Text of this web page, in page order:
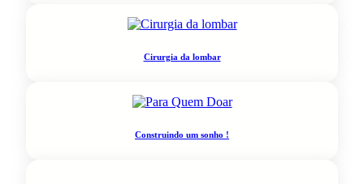
Cirurgia da lombar
Construindo um sonho !